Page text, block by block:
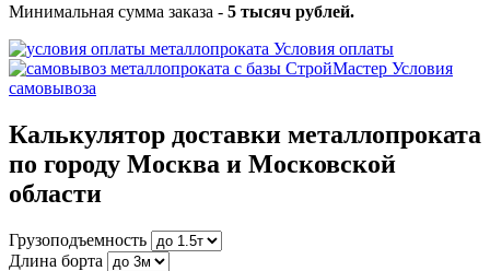
Минимальная сумма заказа - 5 тысяч рублей.
Условия оплаты
Условия
самовывоза
Калькулятор доставки металлопроката
по городу Москва и Московской
области
Грузоподъемность
Длина борта